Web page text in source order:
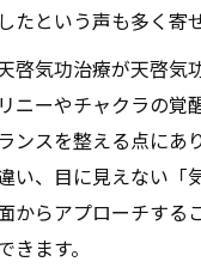
ヘルニア寛解を加
功治療や療法で活
体験が持つスピリチ
治療で感じるエネル
ギー変容を促進す
たという声も多く寄
啓気功治療が天啓気
ニーやチャクラの覚
ンスを整える点にあ
い、目に見えない「
からアプローチする
きます。